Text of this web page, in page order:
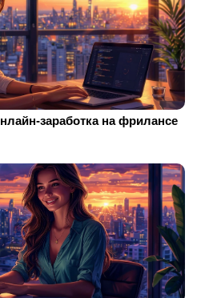
заработка на фрилансе